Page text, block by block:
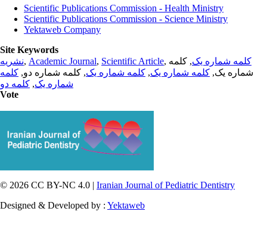
Scientific Publications Commission - Health Ministry
Scientific Publications Commission - Science Ministry
Yektaweb Company
Site Keywords
نشریه, Academic Journal, Scientific Article, کلمه شماره یک, کلمه
شماره یک, کلمه شماره یک, کلمه شماره یک, کلمه شماره دو, کلمه
شماره یک, کلمه دو
Vote
© 2026 CC BY-NC 4.0 | Iranian Journal of Pediatric Dentistry
Designed & Developed by : Yektaweb